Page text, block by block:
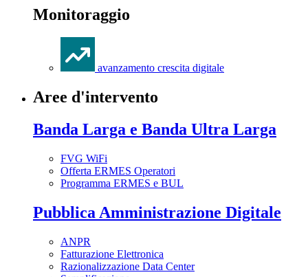
Monitoraggio
avanzamento crescita digitale
Aree d'intervento
Banda Larga e Banda Ultra Larga
FVG WiFi
Offerta ERMES Operatori
Programma ERMES e BUL
Pubblica Amministrazione Digitale
ANPR
Fatturazione Elettronica
Razionalizzazione Data Center